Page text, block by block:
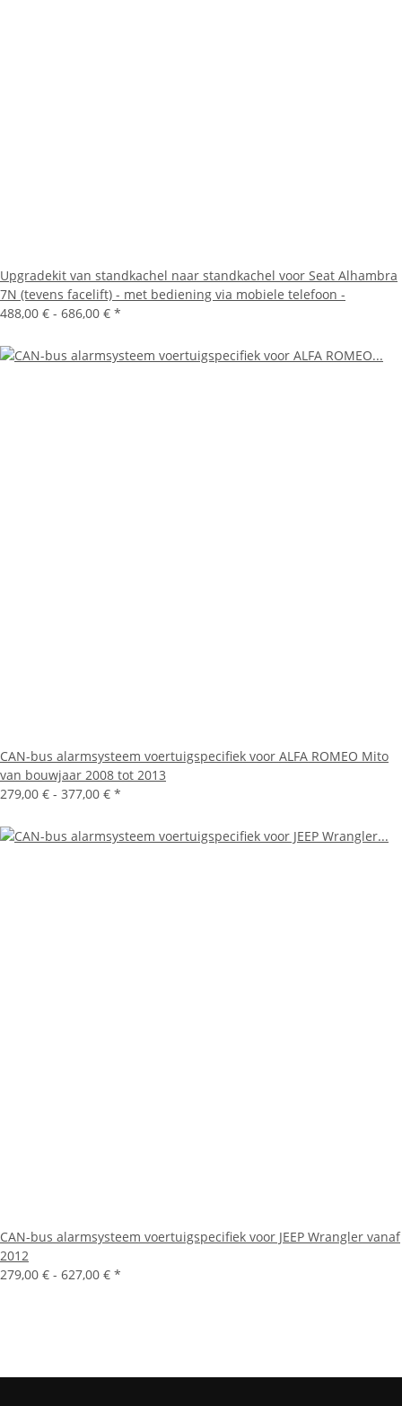
Upgradekit van standkachel naar standkachel voor Seat Alhambra
7N (tevens facelift) - met bediening via mobiele telefoon -
488,00 € - 686,00 € *
CAN-bus alarmsysteem voertuigspecifiek voor ALFA ROMEO Mito
van bouwjaar 2008 tot 2013
279,00 € - 377,00 € *
CAN-bus alarmsysteem voertuigspecifiek voor JEEP Wrangler vanaf
2012
279,00 € - 627,00 € *